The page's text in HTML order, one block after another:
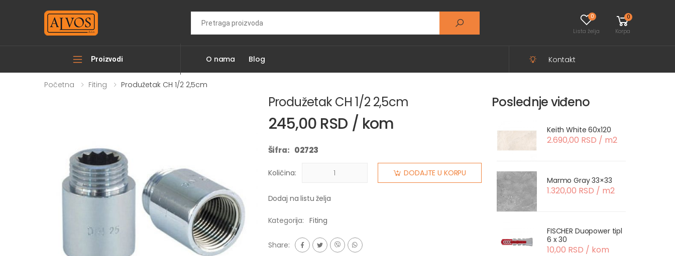
0
Lista želja
0
Korpa
Proizvodi O nama Blog Kontakt
Početna Fiting Produžetak CH 1/2 2,5cm
Produžetak CH 1/2 2,5cm
245,00 RSD / kom
Šifra: 02723
Količina: DODAJTE U KORPU
Dodaj na listu želja
Kategorija: Fiting
Share:
Poslednje viđeno
Keith White 60x120
2.690,00 RSD / m2
Marmo Gray 33×33
1.320,00 RSD / m2
FISCHER Duopower tipl
6 x 30
10,00 RSD / kom